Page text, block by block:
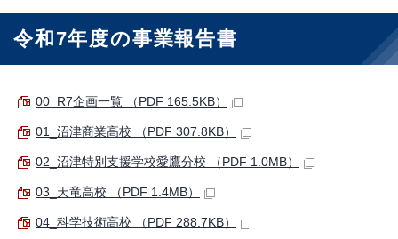
令和7年度の事業報告書
00_R7企画一覧 （PDF 165.5KB）
01_沼津商業高校 （PDF 307.8KB）
02_沼津特別支援学校愛鷹分校 （PDF 1.0MB）
03_天竜高校 （PDF 1.4MB）
04_科学技術高校 （PDF 288.7KB）